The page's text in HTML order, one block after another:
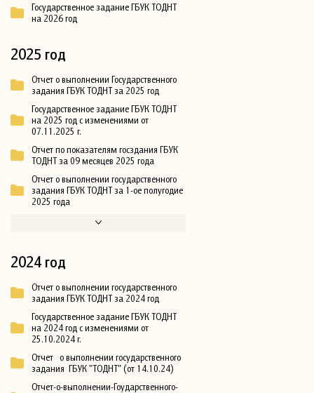
Государственное задание ГБУК ТОДНТ
на 2026 год
2025 год
Отчет о выполнении Государственного
задания ГБУК ТОДНТ за 2025 год
Государственное задание ГБУК ТОДНТ
на 2025 год с изменениями от
07.11.2025 г.
Отчет по показателям госздания ГБУК
ТОДНТ за 09 месяцев 2025 года
Отчет о выполнении государственного
задания ГБУК ТОДНТ за 1-ое полугодие
2025 года
2024 год
Отчет о выполнении государственного
задания ГБУК ТОДНТ за 2024 год
Государственное задание ГБУК ТОДНТ
на 2024 год с изменениями от
25.10.2024 г.
Отчет о выполнении государственного
задания ГБУК "ТОДНТ" (от 14.10.24)
Отчет-о-выполнении-Гоударственного-